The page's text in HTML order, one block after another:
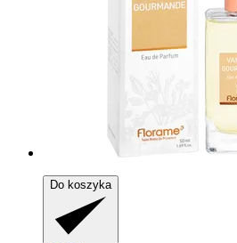
Do koszyka